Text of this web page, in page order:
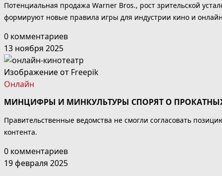
Потенциальная продажа Warner Bros., рост зрительской
формируют новые правила игры для индустрии кино и
0 комментариев
13 ноября 2025
Изображение от Freepik
Онлайн
МИНЦИФРЫ И МИНКУЛЬТУРЫ СПОРЯТ О
Правительственные ведомства не смогли согласовать
контента.
0 комментариев
19 февраля 2025